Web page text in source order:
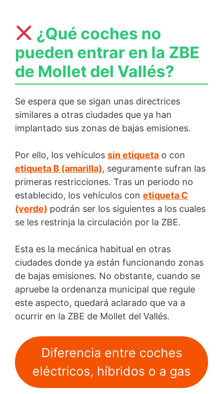
¿Qué coches no
pueden entrar en la ZBE
de Mollet del Vallés?
Se espera que se sigan unas directrices
similares a otras ciudades que ya han
implantado sus zonas de bajas emisiones.
Por ello, los vehículos sin etiqueta o con
etiqueta B (amarilla), seguramente sufran las
primeras restricciones. Tras un periodo no
establecido, los vehículos con etiqueta C
(verde) podrán ser los siguientes a los cuales
se les restrinja la circulación por la ZBE.
Esta es la mecánica habitual en otras
ciudades donde ya están funcionando zonas
de bajas emisiones. No obstante, cuando se
apruebe la ordenanza municipal que regule
este aspecto, quedará aclarado que va a
ocurrir en la ZBE de Mollet del Vallés.
Diferencia entre coches
eléctricos, híbridos o a gas